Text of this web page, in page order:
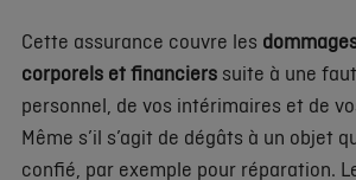
Cette assurance couvre les
corporels et financiers suite à une
personnel, de vos intérimaires et de
Même s’il s’agit de dégâts à un objet
confié, par exemple pour réparation.